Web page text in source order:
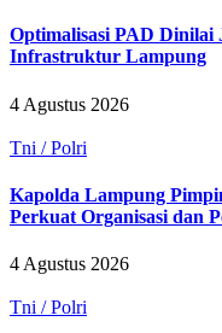
Optimalisasi PAD Dinilai
Infrastruktur Lampung
4 Agustus 2026
Tni / Polri
Kapolda Lampung
Perkuat Organisasi dan
4 Agustus 2026
Tni / Polri